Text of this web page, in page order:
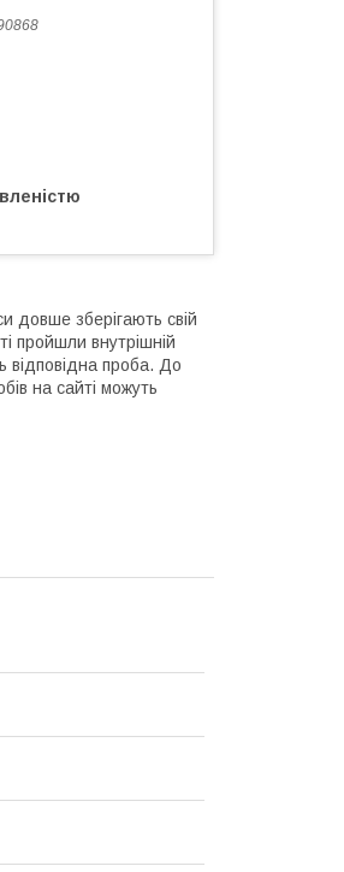
довше зберігають свій
пройшли внутрішній
відповідна проба. До
на сайті можуть